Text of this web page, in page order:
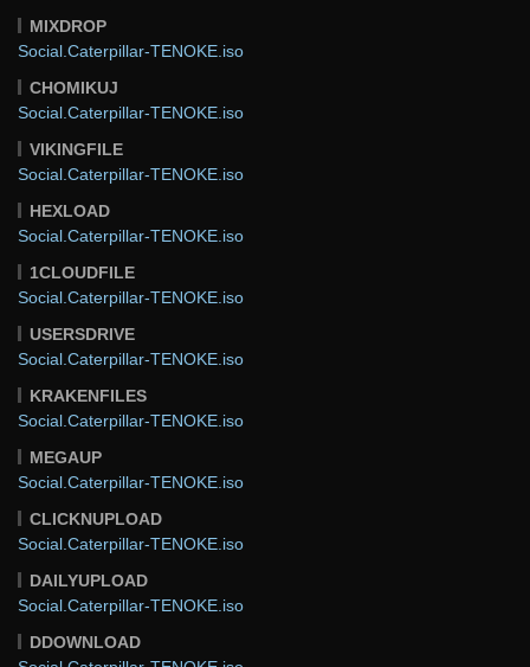
MIXDROP
Social.Caterpillar-TENOKE.iso
CHOMIKUJ
Social.Caterpillar-TENOKE.iso
VIKINGFILE
Social.Caterpillar-TENOKE.iso
HEXLOAD
Social.Caterpillar-TENOKE.iso
1CLOUDFILE
Social.Caterpillar-TENOKE.iso
USERSDRIVE
Social.Caterpillar-TENOKE.iso
KRAKENFILES
Social.Caterpillar-TENOKE.iso
MEGAUP
Social.Caterpillar-TENOKE.iso
CLICKNUPLOAD
Social.Caterpillar-TENOKE.iso
DAILYUPLOAD
Social.Caterpillar-TENOKE.iso
DDOWNLOAD